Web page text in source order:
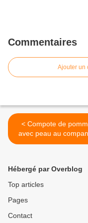
Commentaires
Ajouter un
< Compote de pommes
avec peau au
Hébergé par Overblog
Top articles
Pages
Contact